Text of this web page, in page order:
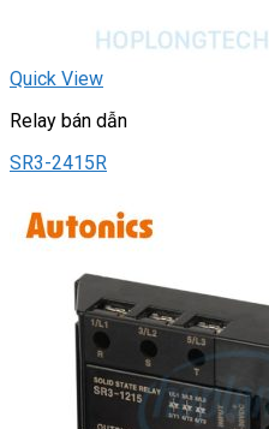
Quick View
Relay bán dẫn
SR3-2415R